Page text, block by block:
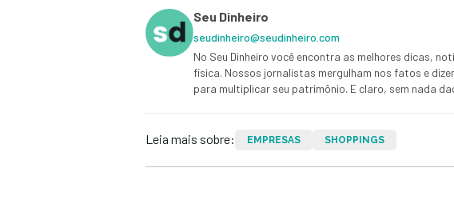
Seu Dinheiro
seudinheiro@seudinheiro.com
No Seu Dinheiro você encontra as melhores dicas,
física. Nossos jornalistas mergulham nos fatos e
para multiplicar seu patrimônio. E claro, sem nada
Leia mais sobre: EMPRESAS SHOPPINGS